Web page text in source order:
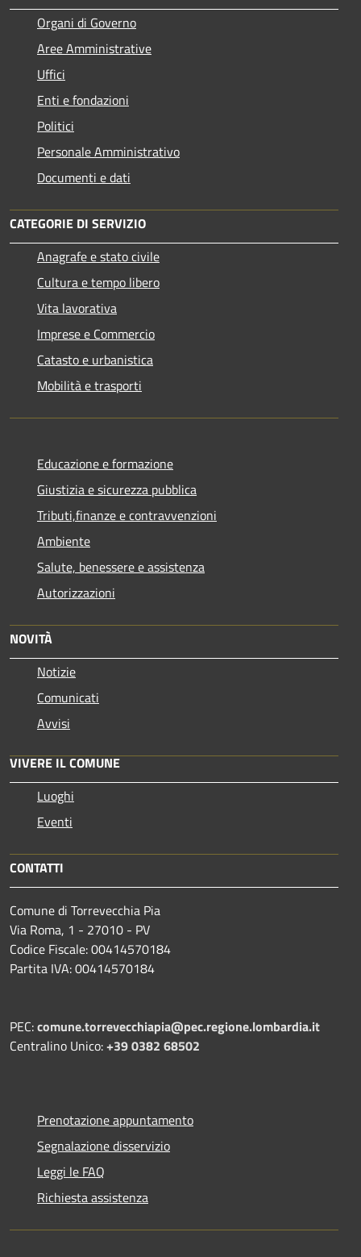
Organi di Governo
Aree Amministrative
Uffici
Enti e fondazioni
Politici
Personale Amministrativo
Documenti e dati
CATEGORIE DI SERVIZIO
Anagrafe e stato civile
Cultura e tempo libero
Vita lavorativa
Imprese e Commercio
Catasto e urbanistica
Mobilità e trasporti
Educazione e formazione
Giustizia e sicurezza pubblica
Tributi,finanze e contravvenzioni
Ambiente
Salute, benessere e assistenza
Autorizzazioni
NOVITÀ
Notizie
Comunicati
Avvisi
VIVERE IL COMUNE
Luoghi
Eventi
CONTATTI
Comune di Torrevecchia Pia
Via Roma, 1 - 27010 - PV
Codice Fiscale: 00414570184
Partita IVA: 00414570184
PEC:comune.torrevecchiapia@pec.regione.lombardia.it
Centralino Unico:+39 0382 68502
Prenotazione appuntamento
Segnalazione disservizio
Leggi le FAQ
Richiesta assistenza